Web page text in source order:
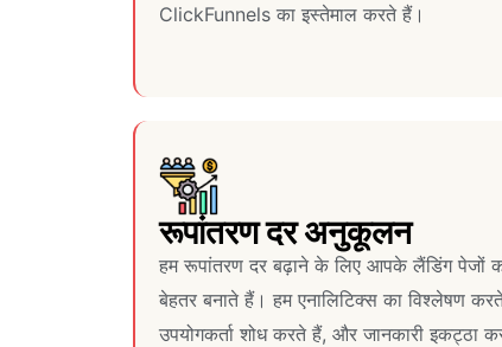
ClickFunnels का इस्तेमाल करते हैं।
रूपांतरण दर अनुकूलन
हम रूपांतरण दर बढ़ाने के लिए आपके लैंडिंग पेजों
बेहतर बनाते हैं। हम एनालिटिक्स का विश्लेषण
उपयोगकर्ता शोध करते हैं, और जानकारी इकट्ठा